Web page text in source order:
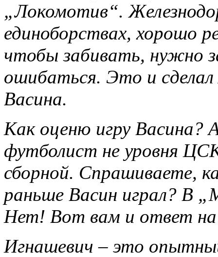
„Локомотив“.
единоборствах, хорошо
чтобы забивать, нужно
ошибаться. Это и
Васина.
Как оценю игру
футболист не уровня
сборной. Спрашиваете,
раньше Васин играл? В
Нет! Вот вам и ответ на
Игнашевич – это